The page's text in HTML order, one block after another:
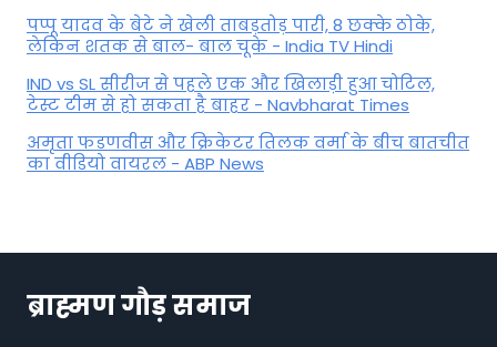
पप्पू यादव के बेटे ने खेली ताबड़तोड़ पारी, 8 छक्के ठोके,
लेकिन शतक से बाल- बाल चूके - India TV Hindi
IND vs SL सीरीज से पहले एक और खिलाड़ी हुआ चोटिल,
टेस्ट टीम से हो सकता है बाहर - Navbharat Times
अमृता फडणवीस और क्रिकेटर तिलक वर्मा के बीच बातचीत
का वीडियो वायरल - ABP News
ब्राह्मण गौड़ समाज